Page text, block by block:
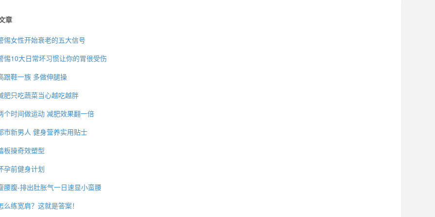
章
惕女性开始衰老的五大信号
惕10大日常坏习惯让你的胃很受伤
跟鞋一族 多做伸腿操
肥只吃蔬菜当心越吃越胖
个时间做运动 减肥效果翻一倍
市新男人 健身营养实用贴士
板操奇效塑型
孕前健身计划
腰腹-排出肚胀气一日速显小蛮腰
么练宽肩？这就是答案！